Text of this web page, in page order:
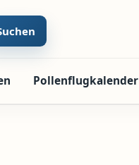
Pollenflugkalender